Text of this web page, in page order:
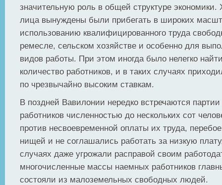
значительную роль в общей структуре
лица вынуждены были прибегать в широких
использованию квалифицированного труда
ремесле, сельском хозяйстве и особенно для
видов работы. При этом иногда было нелегко
количество работников, и в таких случаях
по чрезвычайно высоким ставкам.
В поздней Вавилонии нередко встречаются
работников численностью до нескольких сот
против несвоевременной оплаты их труда,
нищей и не соглашались работать за низкую
случаях даже угрожали расправой своим
многочисленные массы наемных работников
состояли из малоземельных свободных людей.